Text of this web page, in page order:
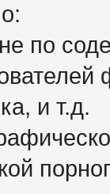
по
и т.д.